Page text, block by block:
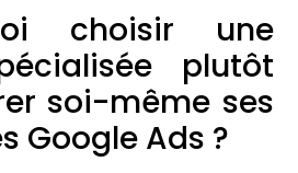
choisir une
plutôt
soi-même ses
Google Ads ?